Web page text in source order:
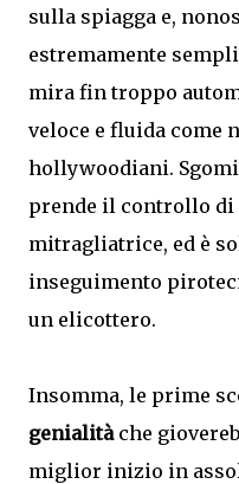
sulla spiagga e,
estremamente
mira fin troppo
veloce e fluida come
hollywoodiani.
prende il controllo di
mitragliatrice, ed è
inseguimento
un elicottero.
Insomma, le prime
genialitàche
miglior inizio in